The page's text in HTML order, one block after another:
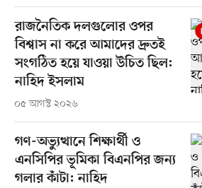
রাজনৈতিক দলগুলোর ওপর
বিশ্বাস না করে আমাদের দ্রুতই
সংগঠিত হয়ে যাওয়া উচিত ছিল:
নাহিদ ইসলাম
০৫ আগস্ট ২০২৬
গণ-অভ্যুত্থানে শিক্ষার্থী ও
এনসিপির ভূমিকা বিএনপির জন্য
গলার কাঁটা: নাহিদ